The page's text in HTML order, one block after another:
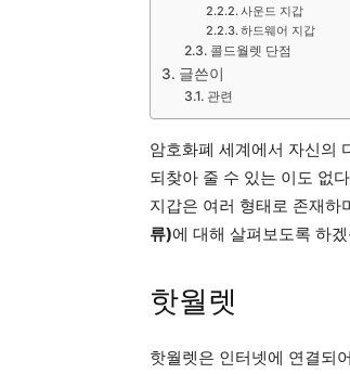
사운드 지갑
하드웨어 지갑
콜드월렛 단점
글쓴이
관련
암호화폐 세계에서 자신의
되찾아 줄 수 있는 이도 없
지갑은 여러 형태로 존재하
류)에 대해 살펴보도록 하
핫월렛
핫월렛은 인터넷에 연결되